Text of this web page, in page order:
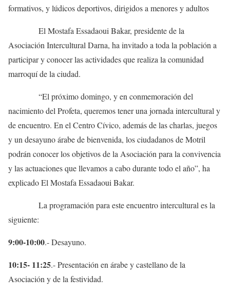
formativos, y lúdicos deportivos, dirigidos a menores y adultos
El Mostafa Essadaoui Bakar, presidente de la
Asociación Intercultural Darna, ha invitado a toda la población a
participar y conocer las actividades que realiza la comunidad
marroquí de la ciudad.
“El próximo domingo, y en conmemoración del
nacimiento del Profeta, queremos tener una jornada intercultural y
de encuentro. En el Centro Cívico, además de las charlas, juegos
y un desayuno árabe de bienvenida, los ciudadanos de Motril
podrán conocer los objetivos de la Asociación para la convivencia
y las actuaciones que llevamos a cabo durante todo el año”, ha
explicado El Mostafa Essadaoui Bakar.
La programación para este encuentro intercultural es la
siguiente:
9:00-10:00.- Desayuno.
10:15- 11:25.- Presentación en árabe y castellano de la
Asociación y de la festividad.